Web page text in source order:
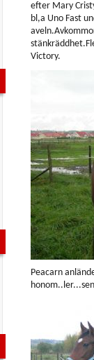
efter Mary
bl,a Uno Fast
Victory.
Peacarn